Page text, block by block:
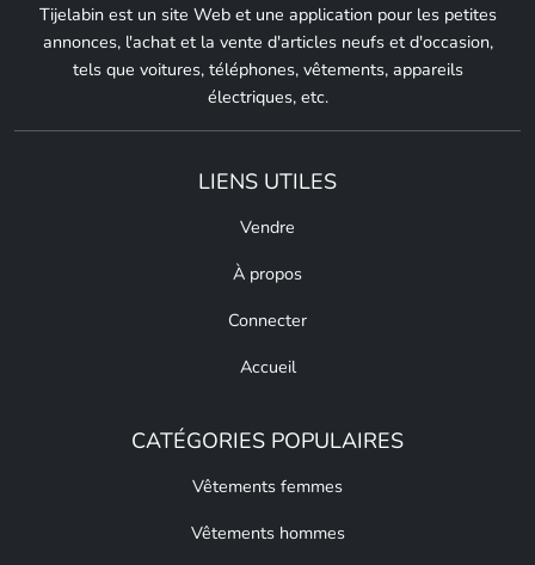
Tijelabin est un site Web et une application pour les petites
annonces, l'achat et la vente d'articles neufs et d'occasion,
tels que voitures, téléphones, vêtements, appareils
électriques, etc.
LIENS UTILES
Vendre
À propos
Connecter
Accueil
CATÉGORIES POPULAIRES
Vêtements femmes
Vêtements hommes